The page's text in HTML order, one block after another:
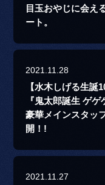
目玉おやじに会え
ート。
2021.11.28
【水木しげる生誕
『鬼太郎誕生 ゲゲ
豪華メインスタッ
開！!
2021.11.27